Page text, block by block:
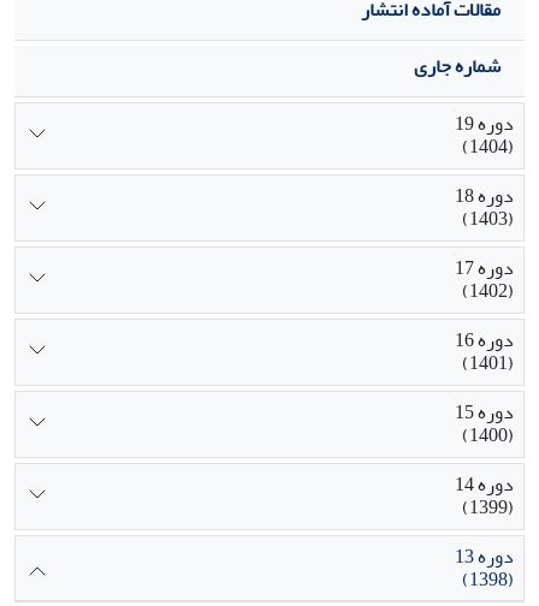
مقالات آماده انتشار
شماره جاری
دوره 19
(1404)
دوره 18
(1403)
دوره 17
(1402)
دوره 16
(1401)
دوره 15
(1400)
دوره 14
(1399)
دوره 13
(1398)